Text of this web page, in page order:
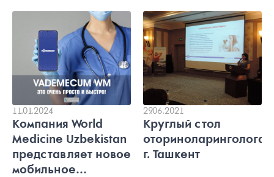
11.01.2024
Компания World
Medicine Uzbekistan
представляет новое
мобильное
29.06.2021
Круглый стол
г. Ташкент